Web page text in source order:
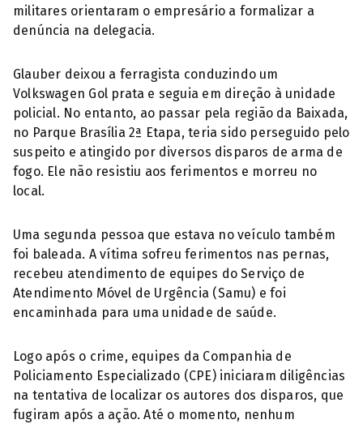
militares orientaram o empresário a formalizar a
denúncia na delegacia.
Glauber deixou a ferragista conduzindo um
Volkswagen Gol prata e seguia em direção à unidade
policial. No entanto, ao passar pela região da Baixada,
no Parque Brasília 2ª Etapa, teria sido perseguido pelo
suspeito e atingido por diversos disparos de arma de
fogo. Ele não resistiu aos ferimentos e morreu no
local.
Uma segunda pessoa que estava no veículo também
foi baleada. A vítima sofreu ferimentos nas pernas,
recebeu atendimento de equipes do Serviço de
Atendimento Móvel de Urgência (Samu) e foi
encaminhada para uma unidade de saúde.
Logo após o crime, equipes da Companhia de
Policiamento Especializado (CPE) iniciaram diligências
na tentativa de localizar os autores dos disparos, que
fugiram após a ação. Até o momento, nenhum